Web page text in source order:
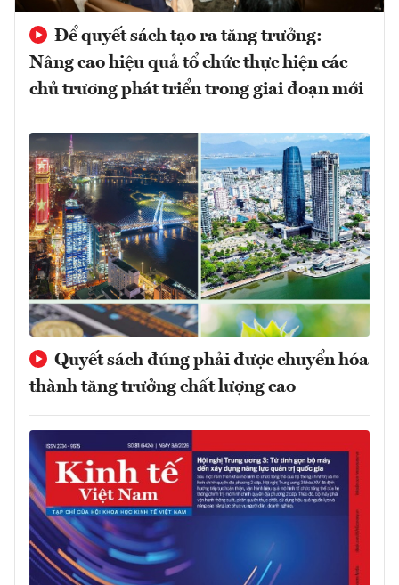
Để quyết sách tạo ra tăng trưởng:
Nâng cao hiệu quả tổ chức thực hiện các
chủ trương phát triển trong giai đoạn mới
Quyết sách đúng phải được chuyển hóa
thành tăng trưởng chất lượng cao